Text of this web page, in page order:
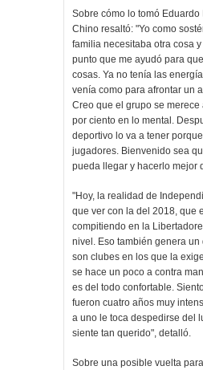
Sobre cómo lo tomó Eduardo
Chino resaltó: "Yo como
familia necesitaba otra cosa
punto que me ayudó para
cosas. Ya no tenía las
venía como para afrontar un
Creo que el grupo se
por ciento en lo mental.
deportivo lo va a tener
jugadores. Bienvenido sea
pueda llegar y hacerlo mejor
"Hoy, la realidad de
que ver con la del 2018, que
compitiendo en la
nivel. Eso también genera un
son clubes en los que la
se hace un poco a contra
es del todo confortable.
fueron cuatro años muy
a uno le toca despedirse del
siente tan querido", detalló.
Sobre una posible vuelta